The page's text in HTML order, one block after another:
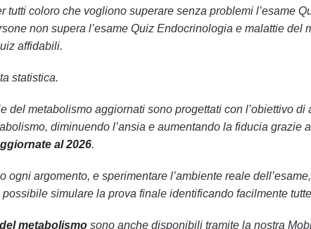
tutti coloro che vogliono superare senza problemi l’esame
non supera l’esame Quiz Endocrinologia e malattie del
affidabili.
statistica.
del metabolismo aggiornati sono progettati con l’obiettivo
diminuendo l’ansia e aumentando la fiducia grazie
al 2026.
argomento, e sperimentare l’ambiente reale
simulare la prova finale identificando facilmente
metabolismosono anche disponibili tramite la nostra